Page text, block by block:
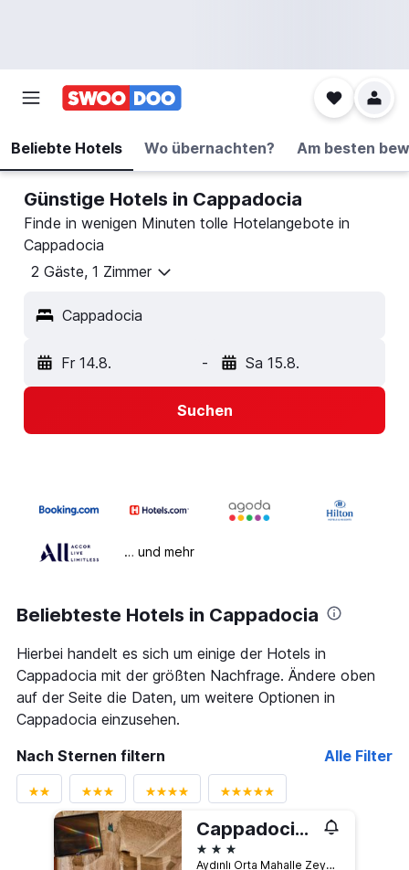
Beliebte Hotels Wo übernachten? Am besten
Günstige Hotels in Cappadocia
Finde in wenigen Minuten tolle Hotelangebote in
Cappadocia
2 Gäste, 1 Zimmer
Cappadocia
Fr 14.8. - Sa 15.8.
Suchen
… und mehr
Beliebteste Hotels in Cappadocia
Hierbei handelt es sich um einige der Hotels in
Cappadocia mit der größten Nachfrage. Ändere oben
auf der Seite die Daten, um weitere Optionen in
Cappadocia einzusehen.
Nach Sternen filtern
Alle Filter
Cappadocia Caves Hotel
3 Sterne
Aydınlı Orta Mahalle Zeybek Sokak No:3 Göreme, Göreme, Türkei